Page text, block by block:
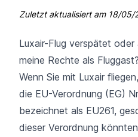
Zuletzt aktualisiert am 18/05/
Luxair-Flug verspätet
meine Rechte als Fluggast?
Wenn Sie mit Luxair
die EU-Verordnung (EG)
bezeichnet als EU261,
dieser Verordnung